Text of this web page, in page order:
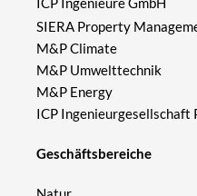
Geschäftsbereiche
SIERA Property
M&P Climate
M&P Umwelttechnik
M&P Energy
ICP Ingenieurgesellschaft